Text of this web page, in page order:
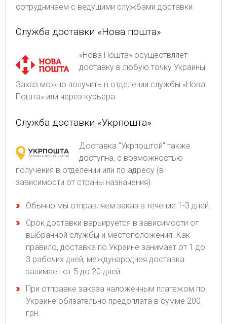
сотрудничаем с ведущими службами доставки.
Служба доставки «Нова пошта»
«Нова Пошта» осуществляет
доставку в любую точку Украины.
Заказ можно получить в отделении службы «Нова
Пошта» или через курьера.
Служба доставки «Укрпошта»
Доставка "Укрпоштой" также
доступна, с возможностью
получения в отделении или по адресу (в
зависимости от страны назначения).
Обычно мы отправляем заказ в течение 1-3 дней.
Срок доставки варьируется в зависимости от
выбранной службы и местоположения. Как
правило, доставка по Украине занимает от 1 до
3 рабочих дней, международная доставка
занимает от 5 до 20 дней.
При отправке заказа наложенным платежом по
Украине обязательно предоплата в сумме 200
грн.